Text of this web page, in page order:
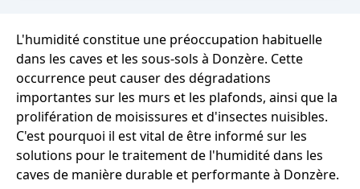
L'humidité constitue une préoccupation habituelle
dans les caves et les sous-sols à Donzère. Cette
occurrence peut causer des dégradations
importantes sur les murs et les plafonds, ainsi que la
prolifération de moisissures et d'insectes nuisibles.
C'est pourquoi il est vital de être informé sur les
solutions pour le traitement de l'humidité dans les
caves de manière durable et performante à Donzère.